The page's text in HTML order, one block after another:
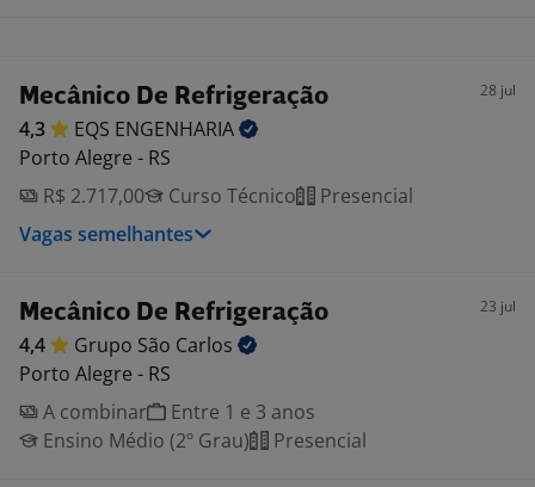
Mecânico De Refrigeração 28 jul
4,3 EQS ENGENHARIA
Porto Alegre - RS
R$ 2.717,00
Curso Técnico
Presencial
Vagas semelhantes
Mecânico De Refrigeração 23 jul
4,4 Grupo São Carlos
Porto Alegre - RS
A combinar
Entre 1 e 3 anos
Ensino Médio (2º Grau)
Presencial